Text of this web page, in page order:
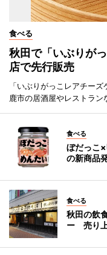
食べる
秋田で「いぶりが
店で先行販売
「いぶりがっこレアチー
鹿市の居酒屋やレストラン
食べる
ぼだっこ
の新商品
食べる
秋田の飲
ー 売り